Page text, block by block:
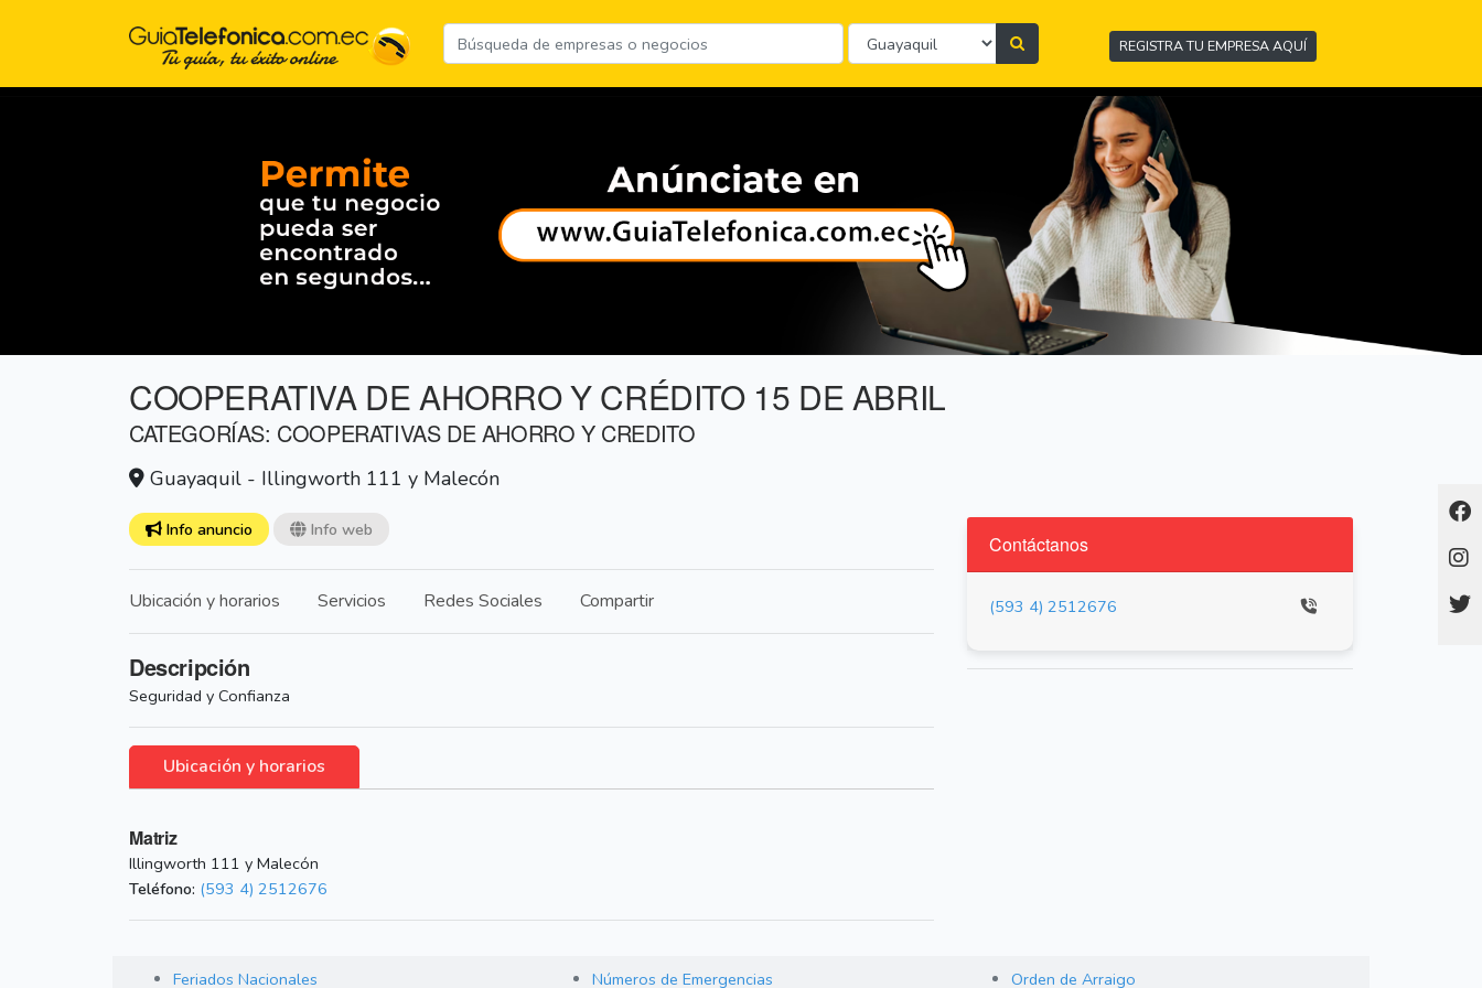
REGISTRA TU EMPRESA AQUÍ
COOPERATIVA DE AHORRO Y CRÉDITO 15 DE ABRIL
CATEGORÍAS: COOPERATIVAS DE AHORRO Y CREDITO
Guayaquil - Illingworth 111 y Malecón
Info anuncio Info web
Ubicación y horarios Servicios Redes Sociales Compartir
Descripción
Seguridad y Confianza
Ubicación y horarios
Matriz
Illingworth 111 y Malecón
Teléfono: (593 4) 2512676
Contáctanos
(593 4) 2512676
Feriados Nacionales Números de Emergencias Orden de Arraigo